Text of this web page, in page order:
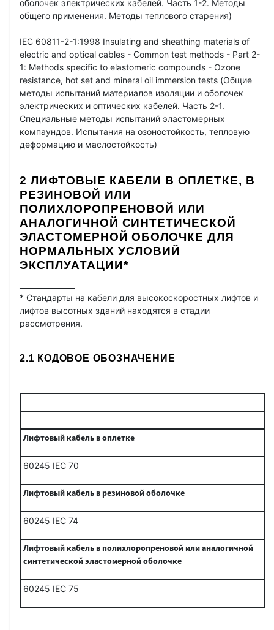
оболочек электрических кабелей. Часть 1-2. Методы
общего применения. Методы теплового старения)
IEC 60811-2-1:1998 Insulating and sheathing materials of
electric and optical cables - Common test methods - Part 2-
1: Methods specific to elastomeric compounds - Ozone
resistance, hot set and mineral oil immersion tests (Общие
методы испытаний материалов изоляции и оболочек
электрических и оптических кабелей. Часть 2-1.
Специальные методы испытаний эластомерных
компаундов. Испытания на озоностойкость, тепловую
деформацию и маслостойкость)
2 ЛИФТОВЫЕ КАБЕЛИ В ОПЛЕТКЕ, В
РЕЗИНОВОЙ ИЛИ
ПОЛИХЛОРОПРЕНОВОЙ ИЛИ
АНАЛОГИЧНОЙ СИНТЕТИЧЕСКОЙ
ЭЛАСТОМЕРНОЙ ОБОЛОЧКЕ ДЛЯ
НОРМАЛЬНЫХ УСЛОВИЙ
ЭКСПЛУАТАЦИИ*
* Стандарты на кабели для высокоскоростных лифтов и
лифтов высотных зданий находятся в стадии
рассмотрения.
2.1 КОДОВОЕ ОБОЗНАЧЕНИЕ
Лифтовый кабель в оплетке
60245 IEC 70
Лифтовый кабель в резиновой оболочке
60245 IEC 74
Лифтовый кабель в полихлоропреновой или аналогичной
синтетической эластомерной оболочке
60245 IEC 75